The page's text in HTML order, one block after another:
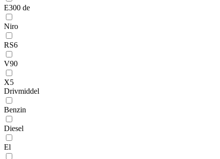
E300 de
Niro
RS6
V90
X5
Drivmiddel
Benzin
Diesel
El